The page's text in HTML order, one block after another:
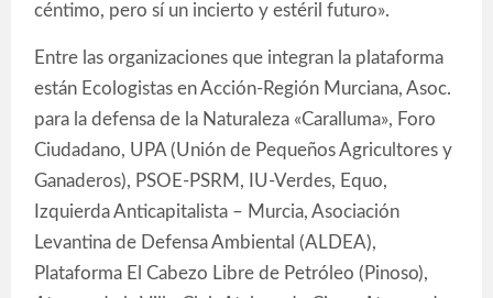
céntimo, pero sí un incierto y estéril futuro».
Entre las organizaciones que integran la plataforma
están Ecologistas en Acción-Región Murciana, Asoc.
para la defensa de la Naturaleza «Caralluma», Foro
Ciudadano, UPA (Unión de Pequeños Agricultores y
Ganaderos), PSOE-PSRM, IU-Verdes, Equo,
Izquierda Anticapitalista – Murcia, Asociación
Levantina de Defensa Ambiental (ALDEA),
Plataforma El Cabezo Libre de Petróleo (Pinoso),